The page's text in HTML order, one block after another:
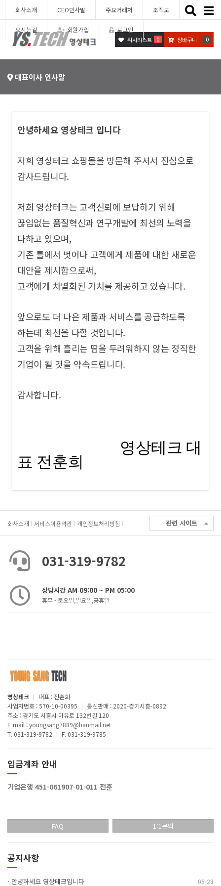
회사소개 CEO인사말 주요거래처 조직도
오시는길 회원가입 로그인
Toggle
위시리스트 0 장바구니 0
대표이사 인사말
안녕하세요 영상테크 입니다
저희 영상테크 쇼핑몰을 방문해 주셔서 진심으로
감사드립니다.
저희 영상테크는 고객신뢰에 보답하기 위해
끊임없는 품질혁신과 연구개발에 최선의 노력을
다하고 있으며,
기존 틀에서 벗어나 고객에게 제품에 대한 새로운
대안을 제시함으로써,
고객에게 차별화된 가치를 제공하고 있습니다.
앞으로도 더 나은 제품과 서비스를 공급하도록
하는데 최선을 다할 것입니다.
고객을 위해 흘리는 땀을 두려워하지 않는 정직한
기업이 될 것을 약속드립니다.
감사합니다.
영상테크 대
표 전훈희
회사소개 서비스이용약관 개인정보처리방침 관련 사이트
031-319-9782
상담시간 AM 09:00 ~ PM 05:00
휴무 - 토요일,일요일,공휴일
영상테크 | 대표 : 전훈희
사업자번호 : 570-10-00395 | 통신판매 : 2020-경기시흥-0892
주소 : 경기도 시흥시 마유로 132번길 120
E-mail :youngsang7889@hanmail.net
T. 031-319-9782 | F. 031-319-9785
입금계좌 안내
기업은행 451-061907-01-011 전훈
FAQ 1:1문의
공지사항
· 안녕하세요 영상테크입니다 05-28